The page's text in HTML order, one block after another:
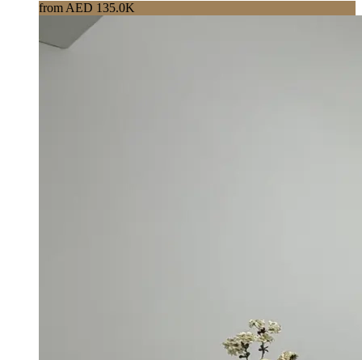
from AED 135.0K